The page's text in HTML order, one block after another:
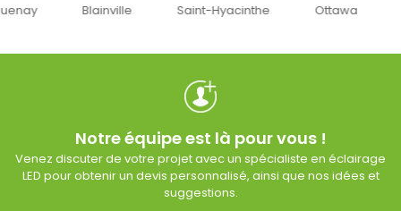
Blainville Saint-Hyacinthe Ottawa
Notre équipe est là pour vous !
Venez discuter de votre projet avec un spécialiste en éclairage
LED pour obtenir un devis personnalisé, ainsi que nos idées et
suggestions.